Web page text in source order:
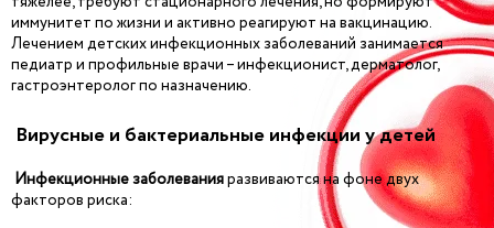
иммунитет по жизни и активно реагируют на вакцинацию.
Лечением детских инфекционных заболеваний занимается
педиатр и профильные врачи – инфекционист, дерматолог,
гастроэнтеролог по назначению.
Вирусные и бактериальные инфекции у детей
Инфекционные заболеванияразвиваются на фоне двух
факторов риска: